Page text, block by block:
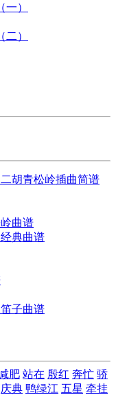
）
）
胡青松岭插曲简谱
曲谱
典曲谱
子曲谱
肥 站在 殷红 奔忙 骄
庆典 鸭绿江 五星 牵挂